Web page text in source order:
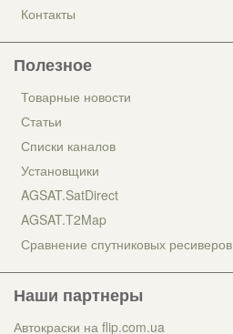
Контакты
Полезное
Товарные новости
Статьи
Списки каналов
Установщики
AGSAT.SatDirect
AGSAT.T2Map
Сравнение спутниковых ресиверов
Наши партнеры
Автокраски на flip.com.ua